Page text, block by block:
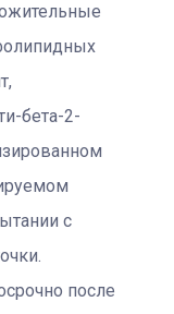
бета-2-
с
после